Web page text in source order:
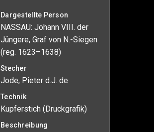
Dargestellte Person
NASSAU: Johann VIII. der
Jüngere, Graf von N.-Siegen
(reg. 1623–1638)
Stecher
Jode, Pieter d.J. de
Technik
Kupferstich (Druckgrafik)
Beschreibung